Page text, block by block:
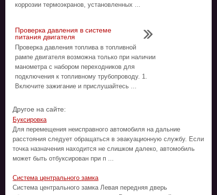
коррозии термоэкранов, установленных ...
Проверка давления в системе
питания двигателя
Проверка давления топлива в топливной
рампе двигателя возможна только при наличии
манометра с набором переходников для
подключения к топливному трубопроводу. 1.
Включите зажигание и прислушайтесь ...
Другое на сайте:
Буксировка
Для перемещения неисправного автомобиля на дальние
расстояния следует обращаться в эвакуационную службу. Если
точка назначения находится не слишком далеко, автомобиль
может быть отбуксирован при п ...
Система центрального замка
Система центрального замка Левая передняя дверь